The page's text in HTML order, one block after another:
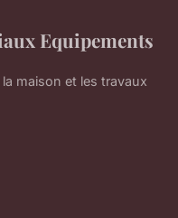
Equipements
maison et les travaux